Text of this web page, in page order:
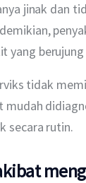
jinak dan
yang
tidak
mudah
secara rutin.